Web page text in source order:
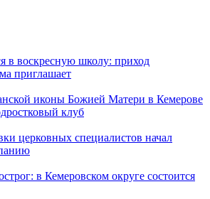
в воскресную школу: приход
приглашает
иконы Божией Матери в Кемерове
клуб
церковных специалистов начал
в Кемеровском округе состоится